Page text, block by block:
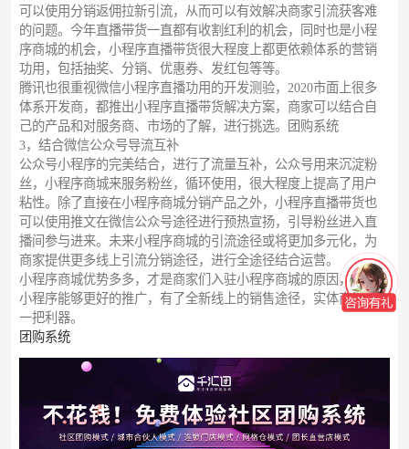
可以使用分销返佣拉新引流，从而可以有效解决商家引流获客难
的问题。今年直播带货一直都有收割红利的机会，同时也是小程
序商城的机会，小程序直播带货很大程度上都更依赖体系的营销
功用，包括抽奖、分销、优惠券、发红包等等。
腾讯也很重视微信小程序直播功用的开发测验，2020市面上很多
体系开发商，都推出小程序直播带货解决方案，商家可以结合自
己的产品和对服务商、市场的了解，进行挑选。团购系统
3，结合微信公众号导流互补
公众号小程序的完美结合，进行了流量互补，公众号用来沉淀粉
丝，小程序商城来服务粉丝，循环使用，很大程度上提高了用户
粘性。除了直接在小程序商城分销产品之外，小程序直播带货也
可以使用推文在微信公众号途径进行预热宣扬，引导粉丝进入直
播间参与进来。未来小程序商城的引流途径或将更加多元化，为
商家提供更多线上引流分销途径，进行全途径结合运营。
小程序商城优势多多，才是商家们入驻小程序商城的原因，有了
小程序能够更好的推广，有了全新线上的销售途径，实体商家的
一把利器。
团购系统